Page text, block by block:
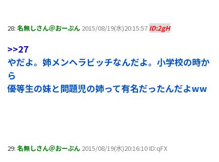
28: 名無しさん＠おーぷん 2015/08/19(水)20:15:57 ID:2gH
>>27
やだよ。姉メンヘラビッチなんだよ。小学校の時か
ら
優等生の妹と問題児の姉って有名だったんだよww
29: 名無しさん＠おーぷん 2015/08/19(水)20:16:10 ID:qFX